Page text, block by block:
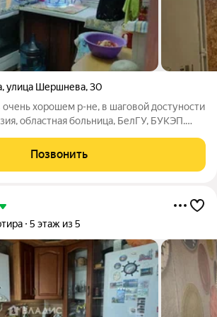
,улица Шершнева,30
хорошем р-не, в шаговой достуности
областная больница, БелГУ, БУКЭП.
поликлиника.
Позвонить
5 этаж из 5